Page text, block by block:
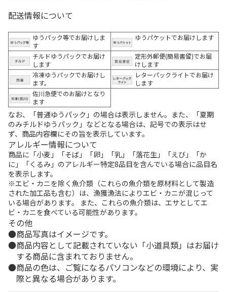
配送情報について
ゆうパック等でお届けしま
す
ゆうパケットでお届けします
チルドゆうパックでお届け
します
定形外郵便(簡易書留)でお届
けします
冷凍ゆうパックでお届けし
ます。
レターパックライトでお届け
します
佐川急便でのお届けとなり
ます
なお、「普通ゆうパック」の場合は表示しません。また、「夏期
のみチルドゆうパック」などとなる場合は、記号での表示はせ
ず、商品内容欄にその旨を表示しています。
アレルギー情報について
商品に「小麦」「そば」「卵」「乳」「落花生」「えび」「か
に」「くるみ」のアレルギー特定8品目を含んでいる場合に品目名
を表示します。
※エビ・カニを除く魚介類（これらの魚介類を原材料として製造
された加工品も含む）は、漁獲漁法によりエビ・カニが混じって
いる場合があります。 また、これらの魚介類は、エサとしてエ
ビ・カニを食べている可能性があります。
その他
商品写真はイメージです。
商品内容として記載されていない「小道具類」はお届け
する商品に含まれておりません。
商品の色は、ご覧になるパソコンなどの環境により、実
際と異なる場合があります。